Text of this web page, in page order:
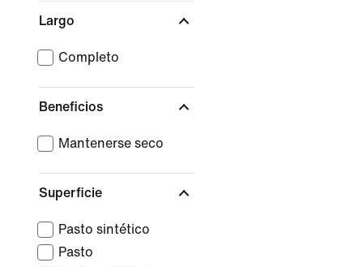
Largo
Completo
Beneficios
Mantenerse seco
Superficie
Pasto sintético
Pasto